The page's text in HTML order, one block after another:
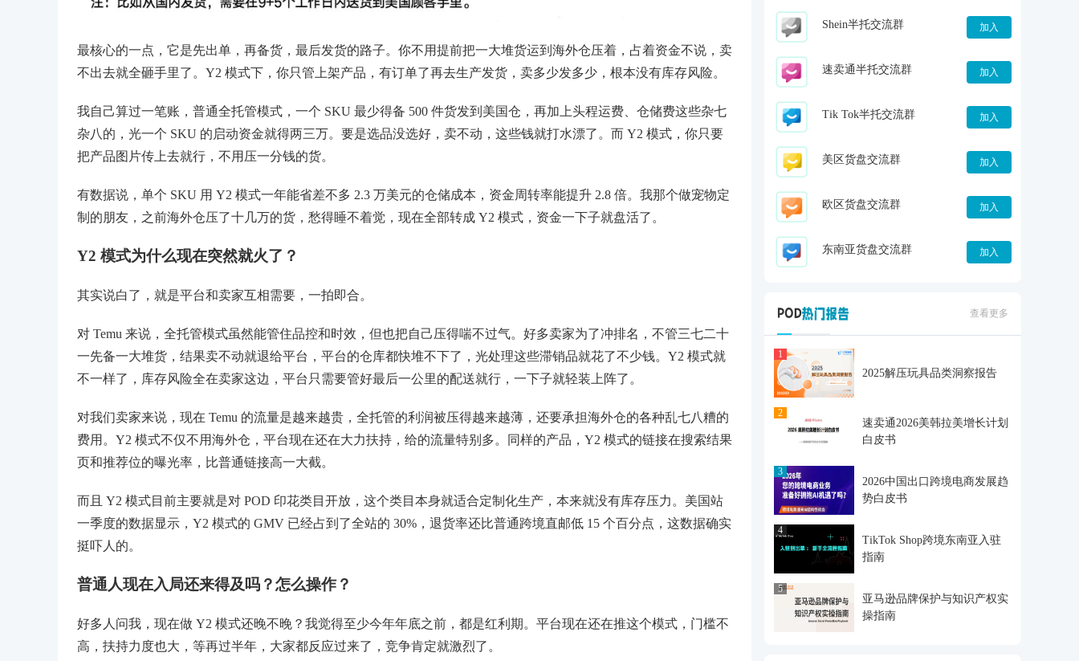
最核心的一点，它是先出单，再备货，最后发货的路子。你不用提前把一大堆货运到海外仓压着，占着资金不说，卖
不出去就全砸手里了。Y2 模式下，你只管上架产品，有订单了再去生产发货，卖多少发多少，根本没有库存风险。
我自己算过一笔账，普通全托管模式，一个 SKU 最少得备 500 件货发到美国仓，再加上头程运费、仓储费这些杂七
杂八的，光一个 SKU 的启动资金就得两三万。要是选品没选好，卖不动，这些钱就打水漂了。而 Y2 模式，你只要
把产品图片传上去就行，不用压一分钱的货。
有数据说，单个 SKU 用 Y2 模式一年能省差不多 2.3 万美元的仓储成本，资金周转率能提升 2.8 倍。我那个做宠物定
制的朋友，之前海外仓压了十几万的货，愁得睡不着觉，现在全部转成 Y2 模式，资金一下子就盘活了。
Y2 模式为什么现在突然就火了？
其实说白了，就是平台和卖家互相需要，一拍即合。
对 Temu 来说，全托管模式虽然能管住品控和时效，但也把自己压得喘不过气。好多卖家为了冲排名，不管三七二十
一先备一大堆货，结果卖不动就退给平台，平台的仓库都快堆不下了，光处理这些滞销品就花了不少钱。Y2 模式就
不一样了，库存风险全在卖家这边，平台只需要管好最后一公里的配送就行，一下子就轻装上阵了。
对我们卖家来说，现在 Temu 的流量是越来越贵，全托管的利润被压得越来越薄，还要承担海外仓的各种乱七八糟的
费用。Y2 模式不仅不用海外仓，平台现在还在大力扶持，给的流量特别多。同样的产品，Y2 模式的链接在搜索结果
页和推荐位的曝光率，比普通链接高一大截。
而且 Y2 模式目前主要就是对 POD 印花类目开放，这个类目本身就适合定制化生产，本来就没有库存压力。美国站
一季度的数据显示，Y2 模式的 GMV 已经占到了全站的 30%，退货率还比普通跨境直邮低 15 个百分点，这数据确实
挺吓人的。
普通人现在入局还来得及吗？怎么操作？
好多人问我，现在做 Y2 模式还晚不晚？我觉得至少今年年底之前，都是红利期。平台现在还在推这个模式，门槛不
高，扶持力度也大，等再过半年，大家都反应过来了，竞争肯定就激烈了。
Shein半托交流群 加入
速卖通半托交流群 加入
Tik Tok半托交流群 加入
美区货盘交流群 加入
欧区货盘交流群 加入
东南亚货盘交流群 加入
查看更多
1
2025解压玩具品类洞察报告
2
速卖通2026美韩拉美增长计划
白皮书
3
2026中国出口跨境电商发展趋
势白皮书
4
TikTok Shop跨境东南亚入驻
指南
5
亚马逊品牌保护与知识产权实
操指南